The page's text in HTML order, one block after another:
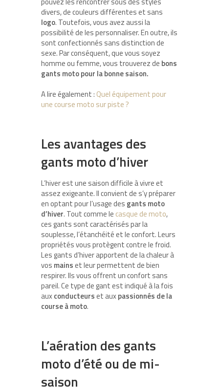
divers, de couleurs différentes et sans
logo. Toutefois, vous avez aussi la
possibilité de les personnaliser. En outre, ils
sont confectionnés sans distinction de
sexe. Par conséquent, que vous soyez
homme ou femme, vous trouverez de bons
gants moto pour la bonne saison.
A lire également : Quel équipement pour
une course moto sur piste ?
Les avantages des
gants moto d’hiver
L’hiver est une saison difficile à vivre et
assez exigeante. Il convient de s’y préparer
en optant pour l’usage des gants moto
d’hiver. Tout comme le casque de moto,
ces gants sont caractérisés par la
souplesse, l’étanchéité et le confort. Leurs
propriétés vous protègent contre le froid.
Les gants d’hiver apportent de la chaleur à
vos mainset leur permettent de bien
respirer. Ils vous offrent un confort sans
pareil. Ce type de gant est indiqué à la fois
auxconducteurset auxpassionnés de la
course à moto.
L’aération des gants
moto d’été ou de mi-
saison